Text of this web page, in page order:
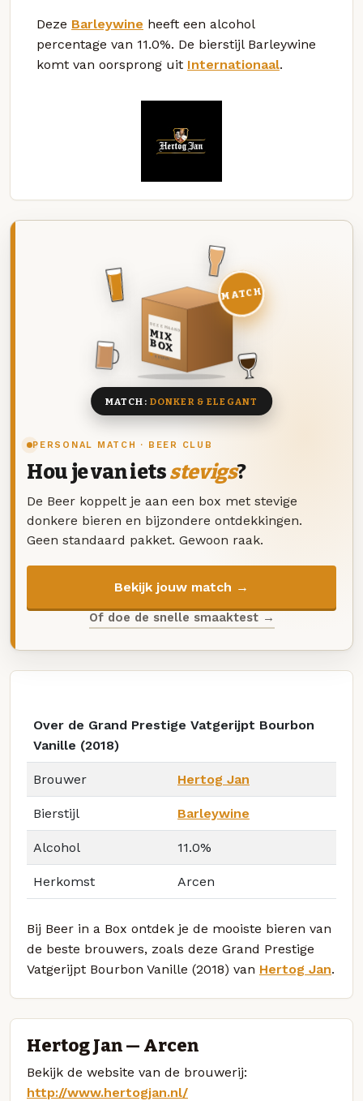
Deze Barleywine heeft een alcohol
percentage van 11.0%. De bierstijl Barleywine
komt van oorsprong uit Internationaal.
PERSONAL MATCH · BEER CLUB
Hou je van ietsstevigs?
De Beer koppelt je aan een box met stevige
donkere bieren en bijzondere ontdekkingen.
Geen standaard pakket. Gewoon raak.
Bekijk jouw match →
Of doe de snelle smaaktest →
DEZE MAAND
MIX
BOX
8 BIEREN
MATCH
MATCH: DONKER & ELEGANT
Over de Grand Prestige Vatgerijpt Bourbon
Vanille (2018)
Brouwer Hertog Jan
Bierstijl Barleywine
Alcohol 11.0%
Herkomst Arcen
Bij Beer in a Box ontdek je de mooiste bieren van
de beste brouwers, zoals deze Grand Prestige
Vatgerijpt Bourbon Vanille (2018) van Hertog Jan.
Hertog Jan — Arcen
Bekijk de website van de brouwerij:
http://www.hertogjan.nl/